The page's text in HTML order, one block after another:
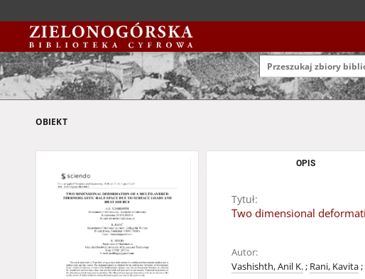
OBIEKT
OPIS
Tytuł:
Two dimensional
Autor:
Vashishth, Anil K.; Rani, Kavita;